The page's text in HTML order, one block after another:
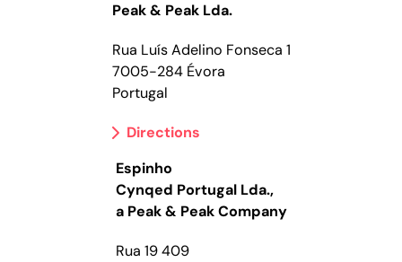
Peak & Peak Lda.
Rua Luís Adelino Fonseca 1
7005-284 Évora
Portugal
Directions
Espinho
Cynqed Portugal Lda.,
a Peak & Peak Company
Rua 19 409